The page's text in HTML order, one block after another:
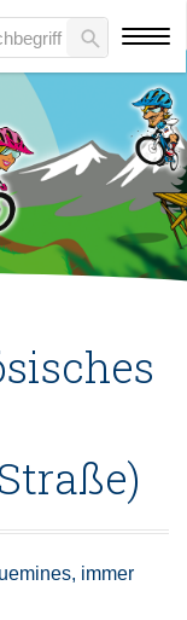
immer